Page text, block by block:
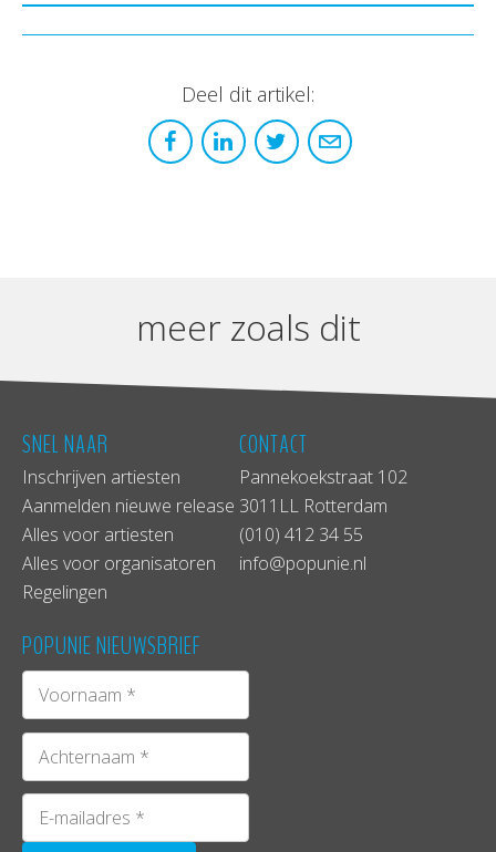
Deel dit artikel:
meer zoals dit
SNEL NAAR
Inschrijven artiesten
Aanmelden nieuwe release
Alles voor artiesten
Alles voor organisatoren
Regelingen
CONTACT
Pannekoekstraat 102
3011LL Rotterdam
(010) 412 34 55
info@popunie.nl
POPUNIE NIEUWSBRIEF